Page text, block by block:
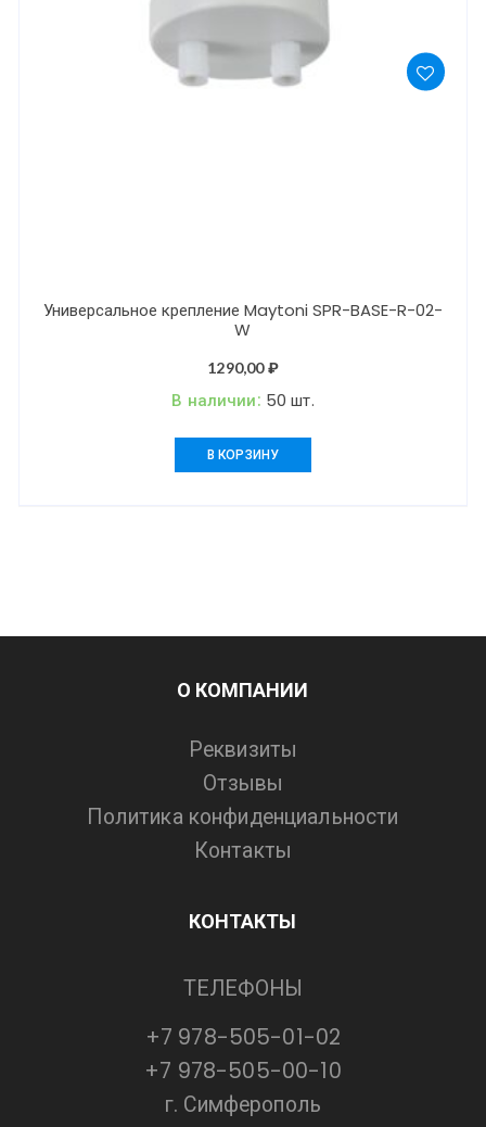
Универсальное крепление Maytoni SPR-BASE-R-02-
W
1290,00₽
В наличии: 50 шт.
В КОРЗИНУ
О КОМПАНИИ
Реквизиты
Отзывы
Политика конфиденциальности
Контакты
КОНТАКТЫ
ТЕЛЕФОНЫ
+7 978-505-01-02
+7 978-505-00-10
г. Симферополь